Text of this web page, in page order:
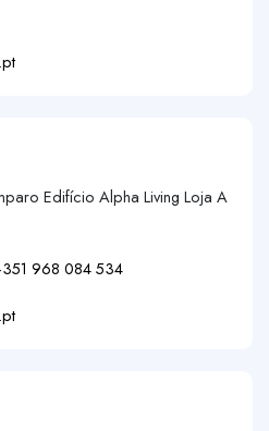
Edifício Alpha Living Loja A
968 084 534